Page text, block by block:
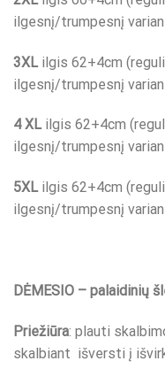
ilgesnį/trumpesnį
3XLilgis 62+4cm
ilgesnį/trumpesnį
4 XLilgis 62+4cm
ilgesnį/trumpesnį
5XLilgis 62+4cm
ilgesnį/trumpesnį
DĖMESIO – palaidinių
Priežiūra: plauti
skalbiant išversti į